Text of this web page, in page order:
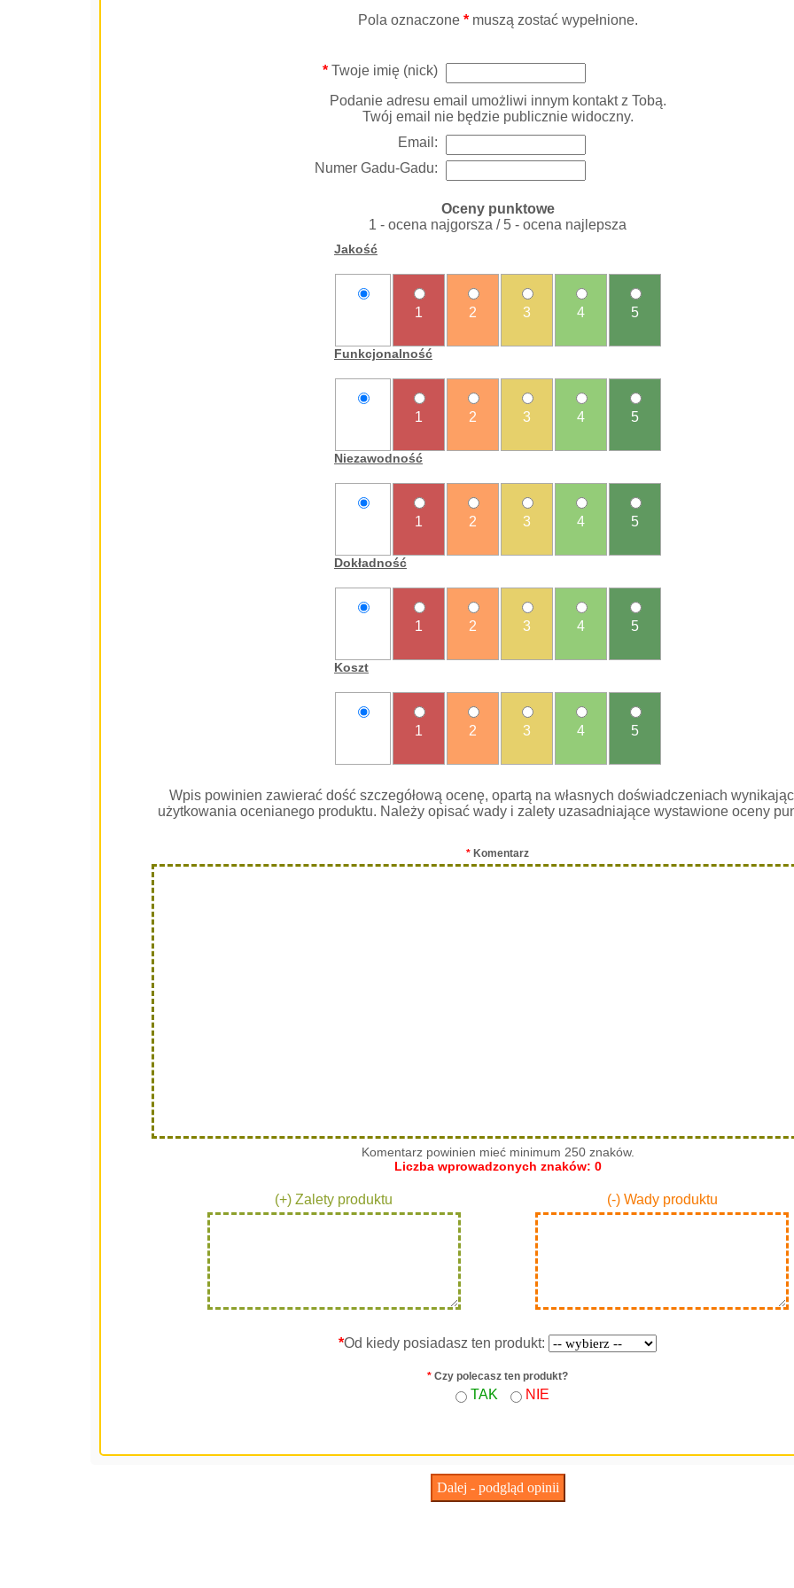
Pola oznaczone *muszą zostać wypełnione.
*Twoje imię (nick)
Podanie adresu email umożliwi innym kontakt z Tobą.
Twój email nie będzie publicznie widoczny.
Email:
Numer Gadu-Gadu:
Oceny punktowe
1 - ocena najgorsza / 5 - ocena najlepsza
Jakość
1 2 3 4 5
Funkcjonalność
1 2 3 4 5
Niezawodność
1 2 3 4 5
Dokładność
1 2 3 4 5
Koszt
1 2 3 4 5
Wpis powinien zawierać dość szczegółową ocenę, opartą na własnych doświadczeniach
użytkowania ocenianego produktu. Należy opisać wady i zalety uzasadniające wystawione oceny
* Komentarz
Komentarz powinien mieć minimum 250 znaków.
Liczba wprowadzonych znaków: 0
(+) Zalety produktu (-) Wady produktu
*Od kiedy posiadasz ten produkt:
* Czy polecasz ten produkt?
TAK NIE